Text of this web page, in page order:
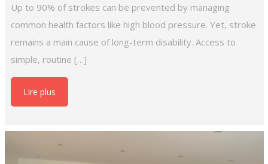
Up to 90% of strokes can be prevented by managing
common health factors like high blood pressure. Yet, stroke
remains a main cause of long-term disability. Access to
simple, routine […]
Lire plus